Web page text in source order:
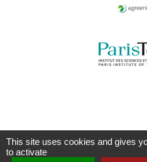
This site uses cookies and gives
to activate